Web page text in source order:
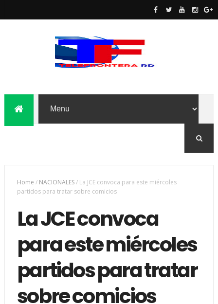
Home / NACIONALES/ La JCE convoca para este miércoles
partidos para tratar sobre comicios
La JCE convoca
para este miércoles
partidos para tratar
sobre comicios